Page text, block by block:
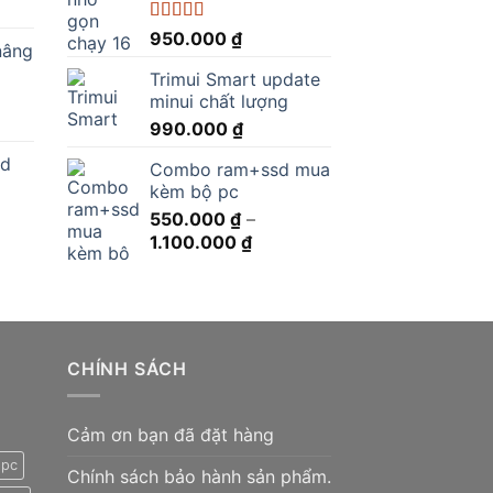
Được xếp
sao
950.000 ₫
Trimui Smart update
minui chất lượng
990.000 ₫
Combo ram+ssd mua
kèm bộ pc
550.000 ₫ –
1.100.000 ₫Khoảng
CHÍNH SÁCH
Cảm ơn bạn đã đặt hàng
Chính sách bảo hành sản phẩm.